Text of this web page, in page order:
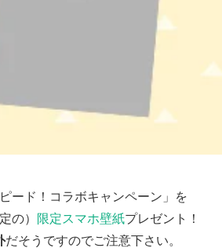
ード！コラボキャンペーン」を
の）
限定スマホ壁紙プレゼント！
だそうですのでご注意下さい。